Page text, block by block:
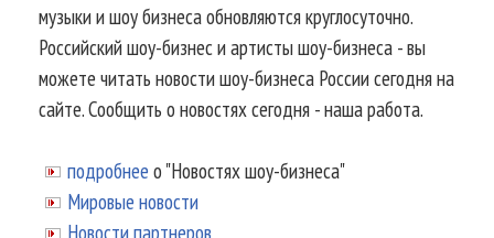
музыки и шоу бизнеса обновляются круглосуточно.
Российский шоу-бизнес и артисты шоу-бизнеса - вы
можете читать новости шоу-бизнеса России сегодня на
сайте. Сообщить о новостях сегодня - наша работа.
подробнее о "Новостях шоу-бизнеса"
Мировые новости
Новости партнеров